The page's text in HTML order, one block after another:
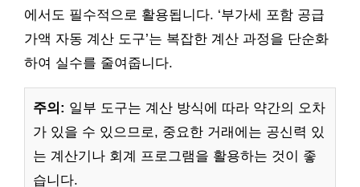
에서도 필수적으로 활용됩니다. ‘부가세 포함 공급
가액 자동 계산 도구’는 복잡한 계산 과정을 단순화
하여 실수를 줄여줍니다.
주의: 일부 도구는 계산 방식에 따라 약간의 오차
가 있을 수 있으므로, 중요한 거래에는 공신력 있
는 계산기나 회계 프로그램을 활용하는 것이 좋
습니다.